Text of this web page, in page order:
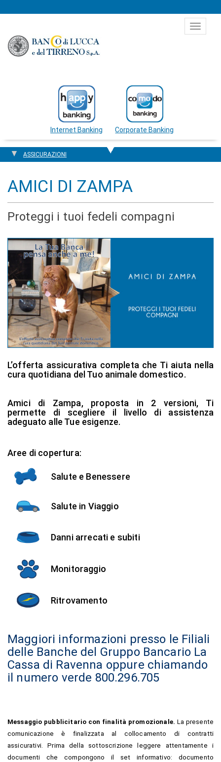
Toggle
Internet Banking Corporate Banking
ASSICURAZIONI
AMICI DI ZAMPA
Proteggi i tuoi fedeli compagni
L’offerta assicurativa completa che Ti aiuta nella
cura quotidiana del Tuo animale domestico.
Amici di Zampa, proposta in 2 versioni, Ti
permette di scegliere il livello di assistenza
adeguato alle Tue esigenze.
Aree di copertura:
Salute e Benessere
Salute in Viaggio
Danni arrecati e subiti
Monitoraggio
Ritrovamento
Maggiori informazioni presso le Filiali
delle Banche del Gruppo Bancario La
Cassa di Ravenna oppure chiamando
il numero verde 800.296.705
Messaggio pubblicitario con finalità promozionale. La presente
comunicazione è finalizzata al collocamento di contratti
assicurativi. Prima della sottoscrizione leggere attentamente i
documenti che compongono il set informativo: documento